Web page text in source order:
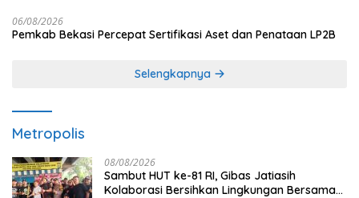
06/08/2026
Pemkab Bekasi Percepat Sertifikasi Aset dan Penataan LP2B
Selengkapnya
Metropolis
08/08/2026
Sambut HUT ke-81 RI, Gibas Jatiasih
Kolaborasi Bersihkan Lingkungan Bersama